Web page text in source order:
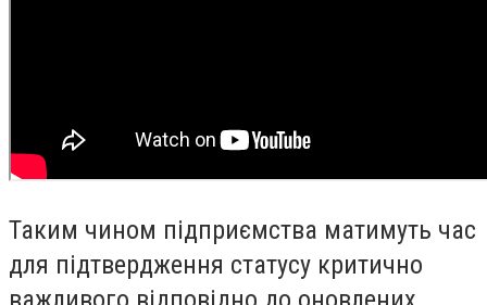
Таким чином підприємства матимуть час
для підтвердження статусу критично